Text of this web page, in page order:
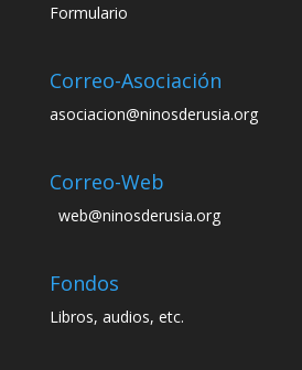
Formulario
Correo-Asociación
asociacion@ninosderusia.org
Correo-Web
web@ninosderusia.org
Fondos
Libros, audios, etc.